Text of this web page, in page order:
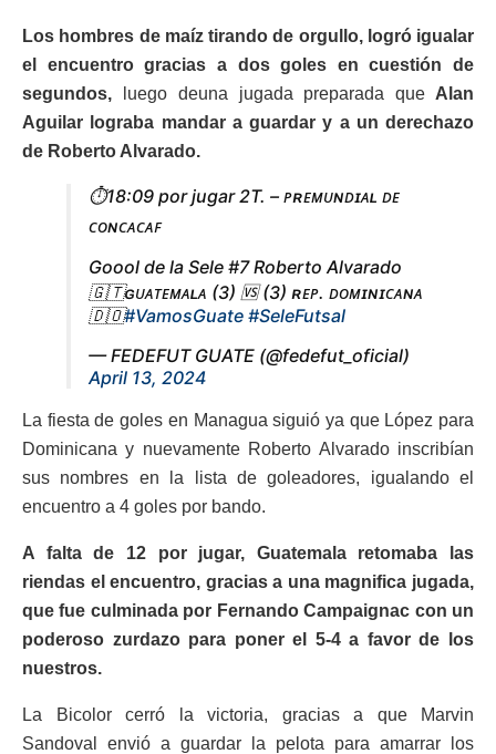
Los hombres de maíz tirando de orgullo, logró igualar
el encuentro gracias a dos goles en cuestión de
segundos, luego deuna jugada preparada que Alan
Aguilar lograba mandar a guardar y a un derechazo
de Roberto Alvarado.
⏱️18:09 por jugar 2T. – ᴘʀᴇᴍᴜɴᴅɪᴀʟ ᴅᴇ
ᴄᴏɴᴄᴀᴄᴀꜰ
Goool de la Sele #7 Roberto Alvarado
🇬🇹ɢᴜᴀᴛᴇᴍᴀʟᴀ (3) 🆚 (3) ʀᴇᴘ. ᴅᴏᴍɪɴɪᴄᴀɴᴀ
🇩🇴#VamosGuate #SeleFutsal
— FEDEFUT GUATE (@fedefut_oficial)
April 13, 2024
La fiesta de goles en Managua siguió ya que López para
Dominicana y nuevamente Roberto Alvarado inscribían
sus nombres en la lista de goleadores, igualando el
encuentro a 4 goles por bando.
A falta de 12 por jugar, Guatemala retomaba las
riendas el encuentro, gracias a una magnifica jugada,
que fue culminada por Fernando Campaignac con un
poderoso zurdazo para poner el 5-4 a favor de los
nuestros.
La Bicolor cerró la victoria, gracias a que Marvin
Sandoval envió a guardar la pelota para amarrar los